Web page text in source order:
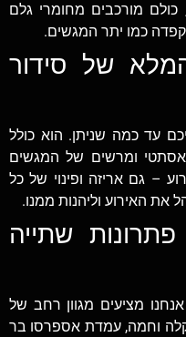
כולם מורכבים מחומרי גלם
כמו יתר המגשים.
של סידור
עד כמה שניתן. הוא כולל
אסתטי ומרשים של המגשים
– גם אריזה ופינוי של כל
את האירוע וליהנות ממנו.
שתייה
מציעים מגוון רחב של
קלה וחמה, עמדת אספרסו בר